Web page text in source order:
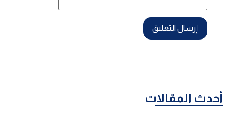
أحدث المقالات